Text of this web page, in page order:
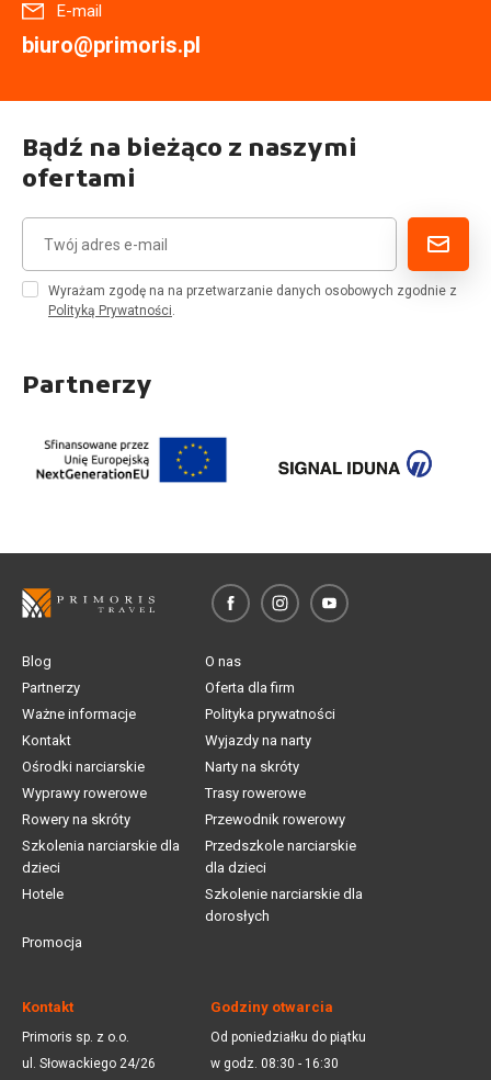
E-mail
biuro@primoris.pl
Bądź na bieżąco z naszymi
ofertami
Wyrażam zgodę na na przetwarzanie danych osobowych zgodnie z
Polityką Prywatności.
Partnerzy
Blog
O nas
Partnerzy
Oferta dla firm
Ważne informacje
Polityka prywatności
Kontakt
Wyjazdy na narty
Ośrodki narciarskie
Narty na skróty
Wyprawy rowerowe
Trasy rowerowe
Rowery na skróty
Przewodnik rowerowy
Szkolenia narciarskie dla
dzieci
Przedszkole narciarskie
dla dzieci
Hotele
Szkolenie narciarskie dla
dorosłych
Promocja
Kontakt
Primoris sp. z o.o.
ul. Słowackiego 24/26
Godziny otwarcia
Od poniedziałku do piątku
w godz. 08:30 - 16:30